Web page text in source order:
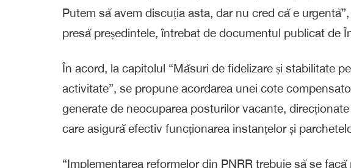
Putem să avem discuția asta, dar nu cred că e
presă președintele, întrebat de documentul publicat de
În acord, la capitolul “Măsuri de fidelizare și stabilitate
activitate”, se propune acordarea unei cote
generate de neocuparea posturilor vacante,
care asigură efectiv funcționarea instanțelor și
“Implementarea reformelor din PNRR trebuie să se